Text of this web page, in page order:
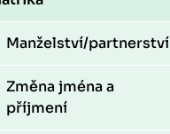
Manželství/partnerství
Změna jména a
příjmení